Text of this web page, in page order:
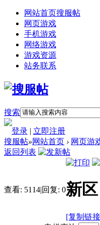
网站首页搜服帖
网页游戏
手机游戏
网络游戏
游戏资源
站务联系
搜索
登录 | 立即注册
搜服帖»网站首页 › 网页游
返回列表
查看: 5114|回复: 0新
[复制链